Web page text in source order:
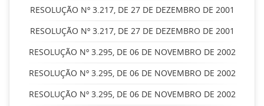
RESOLUÇÃO Nº 3.217, DE 27 DE DEZEMBRO DE 2001
RESOLUÇÃO Nº 3.217, DE 27 DE DEZEMBRO DE 2001
RESOLUÇÃO Nº 3.295, DE 06 DE NOVEMBRO DE 2002
RESOLUÇÃO Nº 3.295, DE 06 DE NOVEMBRO DE 2002
RESOLUÇÃO Nº 3.295, DE 06 DE NOVEMBRO DE 2002